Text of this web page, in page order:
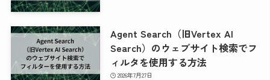
Agent Search（旧Vertex AI
Search）のウェブサイト検索でフ
ィルタを使用する方法
2026年7月27日